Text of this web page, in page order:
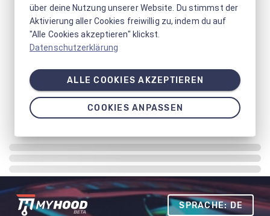
SPRACHE: DE
über deine Nutzung unserer Website. Du stimmst der
Aktivierung aller Cookies freiwillig zu, indem du auf
"Alle Cookies akzeptieren" klickst.
Datenschutzerklärung
ALLE COOKIES AKZEPTIEREN
COOKIES ANPASSEN